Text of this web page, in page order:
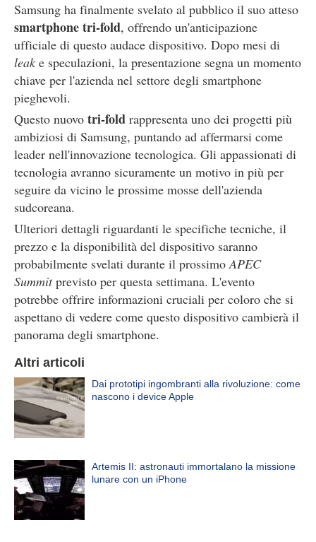
Samsung ha finalmente svelato al pubblico il suo atteso
smartphone tri-fold, offrendo un'anticipazione
ufficiale di questo audace dispositivo. Dopo mesi di
leak e speculazioni, la presentazione segna un momento
chiave per l'azienda nel settore degli smartphone
pieghevoli.
Questo nuovo tri-fold rappresenta uno dei progetti più
ambiziosi di Samsung, puntando ad affermarsi come
leader nell'innovazione tecnologica. Gli appassionati di
tecnologia avranno sicuramente un motivo in più per
seguire da vicino le prossime mosse dell'azienda
sudcoreana.
Ulteriori dettagli riguardanti le specifiche tecniche, il
prezzo e la disponibilità del dispositivo saranno
probabilmente svelati durante il prossimoAPEC
Summitprevisto per questa settimana. L'evento
potrebbe offrire informazioni cruciali per coloro che si
aspettano di vedere come questo dispositivo cambierà il
panorama degli smartphone.
Altri articoli
Dai prototipi ingombranti alla rivoluzione: come
nascono i device Apple
Artemis II: astronauti immortalano la missione
lunare con un iPhone